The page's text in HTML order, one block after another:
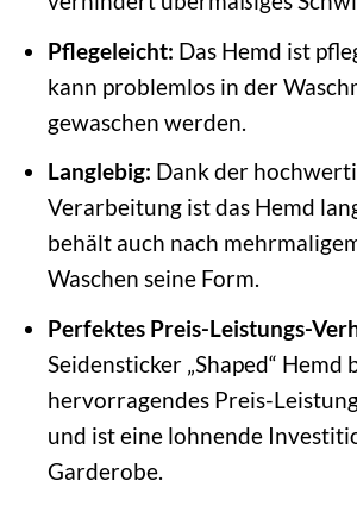
Pflegeleicht: Das Hemd ist
kann problemlos in der
gewaschen werden.
Langlebig: Dank der
Verarbeitung ist das Hemd
behält auch nach
Waschen seine Form.
Perfektes Preis-Leistungs-
Seidensticker „Shaped“ Hemd
hervorragendes Preis-
und ist eine lohnende
Garderobe.